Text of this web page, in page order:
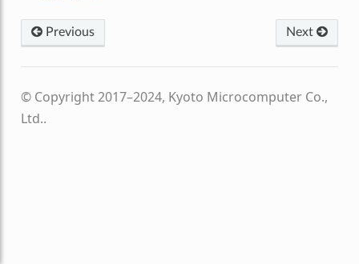
Previous Next
© Copyright 2017–2024, Kyoto Microcomputer Co.,
Ltd..